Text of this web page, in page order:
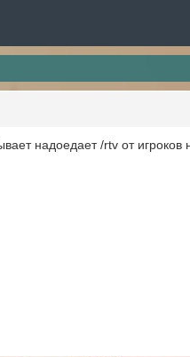
надоедает /rtv от игроков